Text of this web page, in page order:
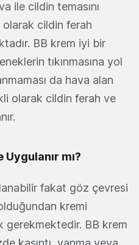
ile cildin temasını
cildin ferah
BB krem iyi bir
tıkınmasına yol
da hava alan
olarak cildin ferah ve
mı?
fakat göz çevresi
kremi
gerekmektedir. BB krem